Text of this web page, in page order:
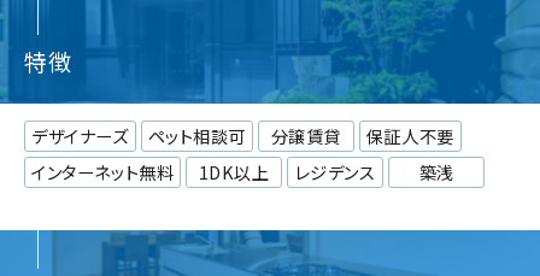
特徴
デザイナーズ ペット相談可 分譲賃貸
保証人不要
インターネット無料
1DK以上 レジデンス 築浅